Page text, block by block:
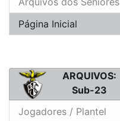
Página Inicial
ARQUIVOS:
Sub-23
Jogadores / Plantel